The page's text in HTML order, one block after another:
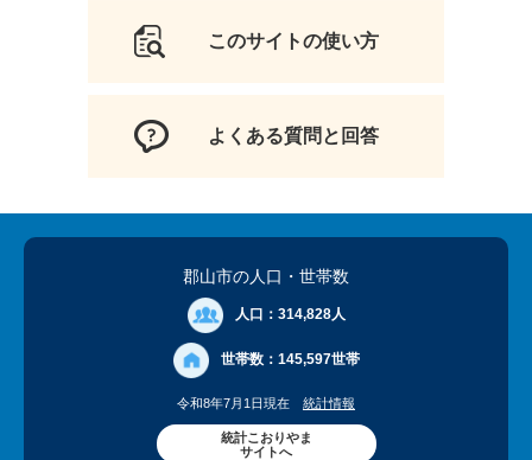
このサイトの使い方
よくある質問と回答
郡山市の人口 ・世帯数
人口： 314,828人
世帯数： 145,597世帯
令和8年7月1日現在 統計情報
統計こおりやま
サイトへ